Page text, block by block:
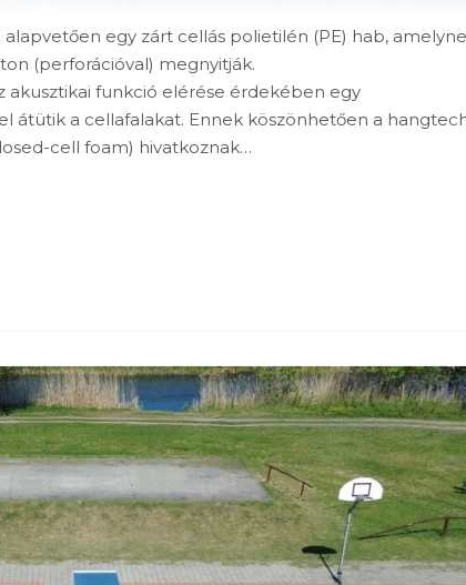
egy zárt cellás polietilén (PE) hab,
(perforációval) megnyitják.
akusztikai funkció elérése érdekében egy
átütik a cellafalakat. Ennek köszönhetően a
cell foam) hivatkoznak…